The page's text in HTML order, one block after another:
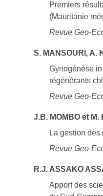
Premiers
(Mauritanie
Revue Geo-
S. MANSOURI, A.
Gynogénèse
régénérants
Revue Geo-
J.B. MOMBO et M.
La gestion des
Revue Geo-
R.J. ASSAKO
Apport des